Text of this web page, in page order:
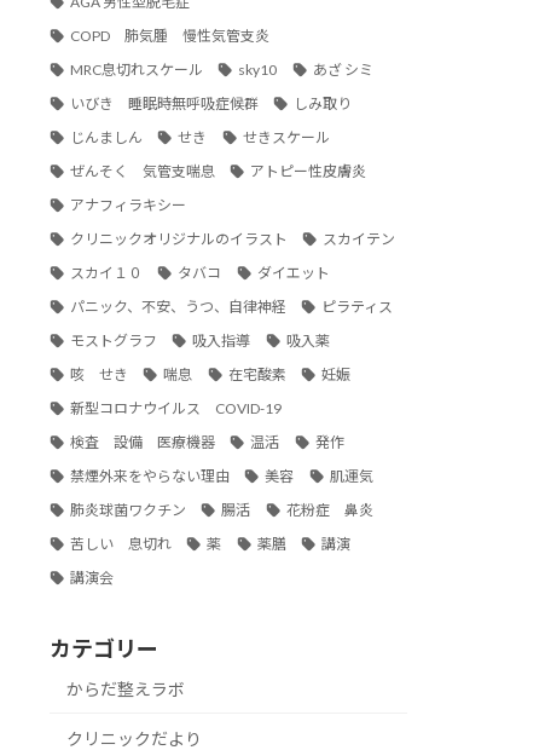
COPD 肺気腫 慢性気管支炎
MRC息切れスケール
sky10
あざ シミ
いびき 睡眠時無呼吸症候群
しみ取り
じんましん
せき
せきスケール
ぜんそく 気管支喘息
アトピー性皮膚炎
アナフィラキシー
クリニックオリジナルのイラスト
スカイテン
スカイ１０
タバコ
ダイエット
パニック、不安、うつ、自律神経
ピラティス
モストグラフ
吸入指導
吸入薬
咳 せき
喘息 在宅酸素
妊娠
新型コロナウイルス COVID-19
検査 設備 医療機器
温活
発作
禁煙外来をやらない理由
美容
肌運気
肺炎球菌ワクチン
腸活
花粉症 鼻炎
苦しい 息切れ
薬 薬膳
講演
講演会
カテゴリー
からだ整えラボ
クリニックだより